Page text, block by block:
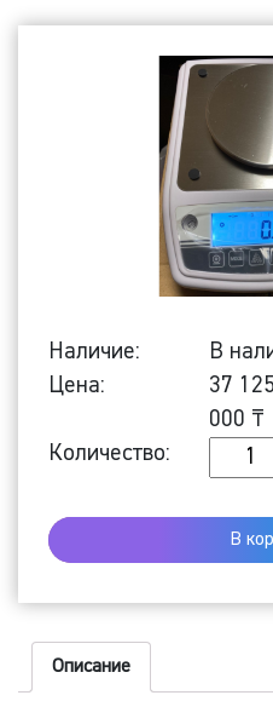
Наличие:
В
Цена:
37
000 ₸
Количество:
весы
0,005
В
Описание